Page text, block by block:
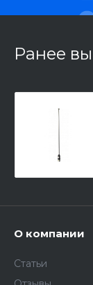
Ранее
О компании
Статьи